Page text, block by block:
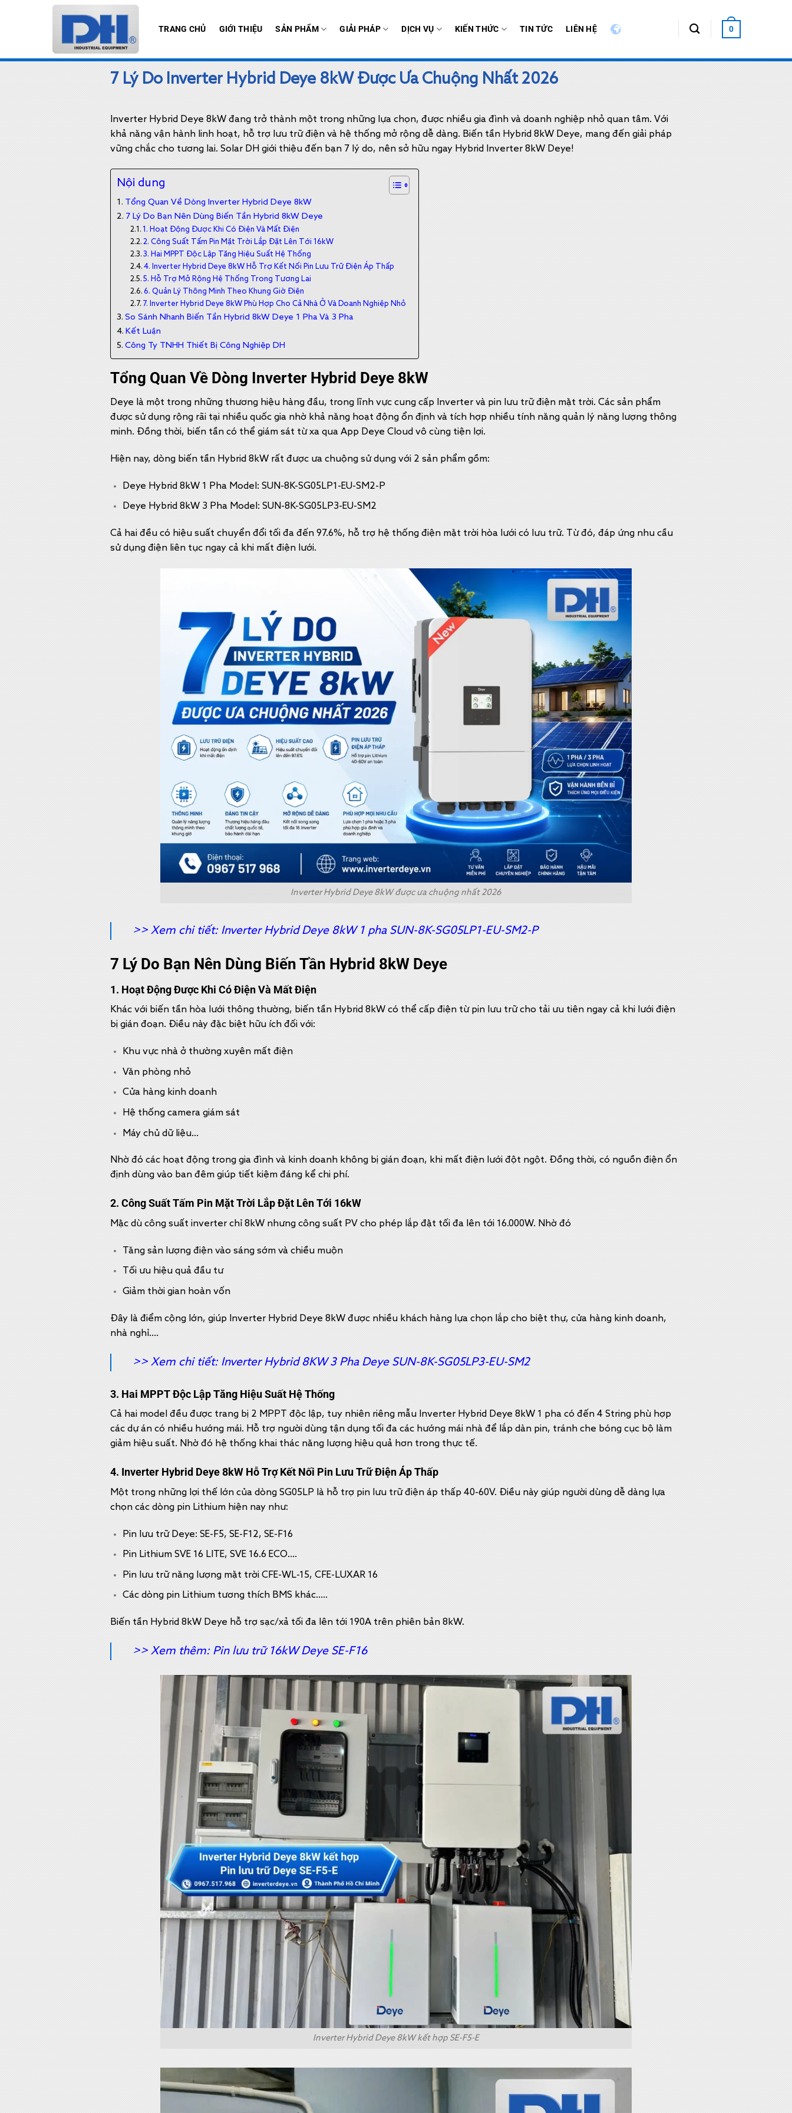
TRANG CHỦ GIỚI THIỆU SẢN PHẨM GIẢI PHÁP DỊCH VỤ KIẾN THỨC TIN TỨC LIÊN HỆ 0
7 Lý Do Inverter Hybrid Deye 8kW Được Ưa Chuộng Nhất 2026
Inverter Hybrid Deye 8kW đang trở thành một trong những lựa chọn, được nhiều gia đình và doanh nghiệp nhỏ quan tâm. Với
khả năng vận hành linh hoạt, hỗ trợ lưu trữ điện và hệ thống mở rộng dễ dàng. Biến tần Hybrid 8kW Deye, mang đến giải pháp
vững chắc cho tương lai. Solar DH giới thiệu đến bạn 7 lý do, nên sở hữu ngay Hybrid Inverter 8kW Deye!
Nội dung
Tổng Quan Về Dòng Inverter Hybrid Deye 8kW
7 Lý Do Bạn Nên Dùng Biến Tần Hybrid 8kW Deye
1. Hoạt Động Được Khi Có Điện Và Mất Điện
2. Công Suất Tấm Pin Mặt Trời Lắp Đặt Lên Tới 16kW
3. Hai MPPT Độc Lập Tăng Hiệu Suất Hệ Thống
4. Inverter Hybrid Deye 8kW Hỗ Trợ Kết Nối Pin Lưu Trữ Điện Áp Thấp
5. Hỗ Trợ Mở Rộng Hệ Thống Trong Tương Lai
6. Quản Lý Thông Minh Theo Khung Giờ Điện
7. Inverter Hybrid Deye 8kW Phù Hợp Cho Cả Nhà Ở Và Doanh Nghiệp Nhỏ
So Sánh Nhanh Biến Tần Hybrid 8kW Deye 1 Pha Và 3 Pha
Kết Luận
Công Ty TNHH Thiết Bị Công Nghiệp DH
Tổng Quan Về Dòng Inverter Hybrid Deye 8kW
Deye là một trong những thương hiệu hàng đầu, trong lĩnh vực cung cấp Inverter và pin lưu trữ điện mặt trời. Các sản phẩm
được sử dụng rộng rãi tại nhiều quốc gia nhờ khả năng hoạt động ổn định và tích hợp nhiều tính năng quản lý năng lượng thông
minh. Đồng thời, biến tần có thể giám sát từ xa qua App Deye Cloud vô cùng tiện lợi.
Hiện nay, dòng biến tần Hybrid 8kW rất được ưa chuộng sử dụng với 2 sản phẩm gồm:
Deye Hybrid 8kW 1 Pha Model: SUN-8K-SG05LP1-EU-SM2-P
Deye Hybrid 8kW 3 Pha Model: SUN-8K-SG05LP3-EU-SM2
Cả hai đều có hiệu suất chuyển đổi tối đa đến 97.6%, hỗ trợ hệ thống điện mặt trời hòa lưới có lưu trữ. Từ đó, đáp ứng nhu cầu
sử dụng điện liên tục ngay cả khi mất điện lưới.
Inverter Hybrid Deye 8kW được ưa chuộng nhất 2026
>> Xem chi tiết:Inverter Hybrid Deye 8kW 1 pha SUN-8K-SG05LP1-EU-SM2-P
7 Lý Do Bạn Nên Dùng Biến Tần Hybrid 8kW Deye
1. Hoạt Động Được Khi Có Điện Và Mất Điện
Khác với biến tần hòa lưới thông thường, biến tần Hybrid 8kW có thể cấp điện từ pin lưu trữ cho tải ưu tiên ngay cả khi lưới điện
bị gián đoạn. Điều này đặc biệt hữu ích đối với:
Khu vực nhà ở thường xuyên mất điện
Văn phòng nhỏ
Cửa hàng kinh doanh
Hệ thống camera giám sát
Máy chủ dữ liệu…
Nhờ đó các hoạt động trong gia đình và kinh doanh không bị gián đoạn, khi mất điện lưới đột ngột. Đồng thời, có nguồn điện ổn
định dùng vào ban đêm giúp tiết kiệm đáng kể chi phí.
2. Công Suất Tấm Pin Mặt Trời Lắp Đặt Lên Tới 16kW
Mặc dù công suất inverter chỉ 8kW nhưng công suất PV cho phép lắp đặt tối đa lên tới 16.000W. Nhờ đó
Tăng sản lượng điện vào sáng sớm và chiều muộn
Tối ưu hiệu quả đầu tư
Giảm thời gian hoàn vốn
Đây là điểm cộng lớn, giúp Inverter Hybrid Deye 8kW được nhiều khách hàng lựa chọn lắp cho biệt thự, cửa hàng kinh doanh,
nhà nghỉ….
>> Xem chi tiết:Inverter Hybrid 8KW 3 Pha Deye SUN-8K-SG05LP3-EU-SM2
3. Hai MPPT Độc Lập Tăng Hiệu Suất Hệ Thống
Cả hai model đều được trang bị 2 MPPT độc lập, tuy nhiên riêng mẫu Inverter Hybrid Deye 8kW 1 pha có đến 4 String phù hợp
các dự án có nhiều hướng mái. Hỗ trợ người dùng tận dụng tối đa các hướng mái nhà để lắp dàn pin, tránh che bóng cục bộ làm
giảm hiệu suất. Nhờ đó hệ thống khai thác năng lượng hiệu quả hơn trong thực tế.
4. Inverter Hybrid Deye 8kW Hỗ Trợ Kết Nối Pin Lưu Trữ Điện Áp Thấp
Một trong những lợi thế lớn của dòng SG05LP là hỗ trợ pin lưu trữ điện áp thấp 40-60V. Điều này giúp người dùng dễ dàng lựa
chọn các dòng pin Lithium hiện nay như:
Pin lưu trữ Deye: SE-F5, SE-F12, SE-F16
Pin Lithium SVE 16 LITE, SVE 16.6 ECO….
Pin lưu trữ năng lượng mặt trời CFE-WL-15, CFE-LUXAR 16
Các dòng pin Lithium tương thích BMS khác…..
Biến tần Hybrid 8kW Deye hỗ trợ sạc/xả tối đa lên tới 190A trên phiên bản 8kW.
>> Xem thêm:Pin lưu trữ 16kW Deye SE-F16
Inverter Hybrid Deye 8kW kết hợp SE-F5-E